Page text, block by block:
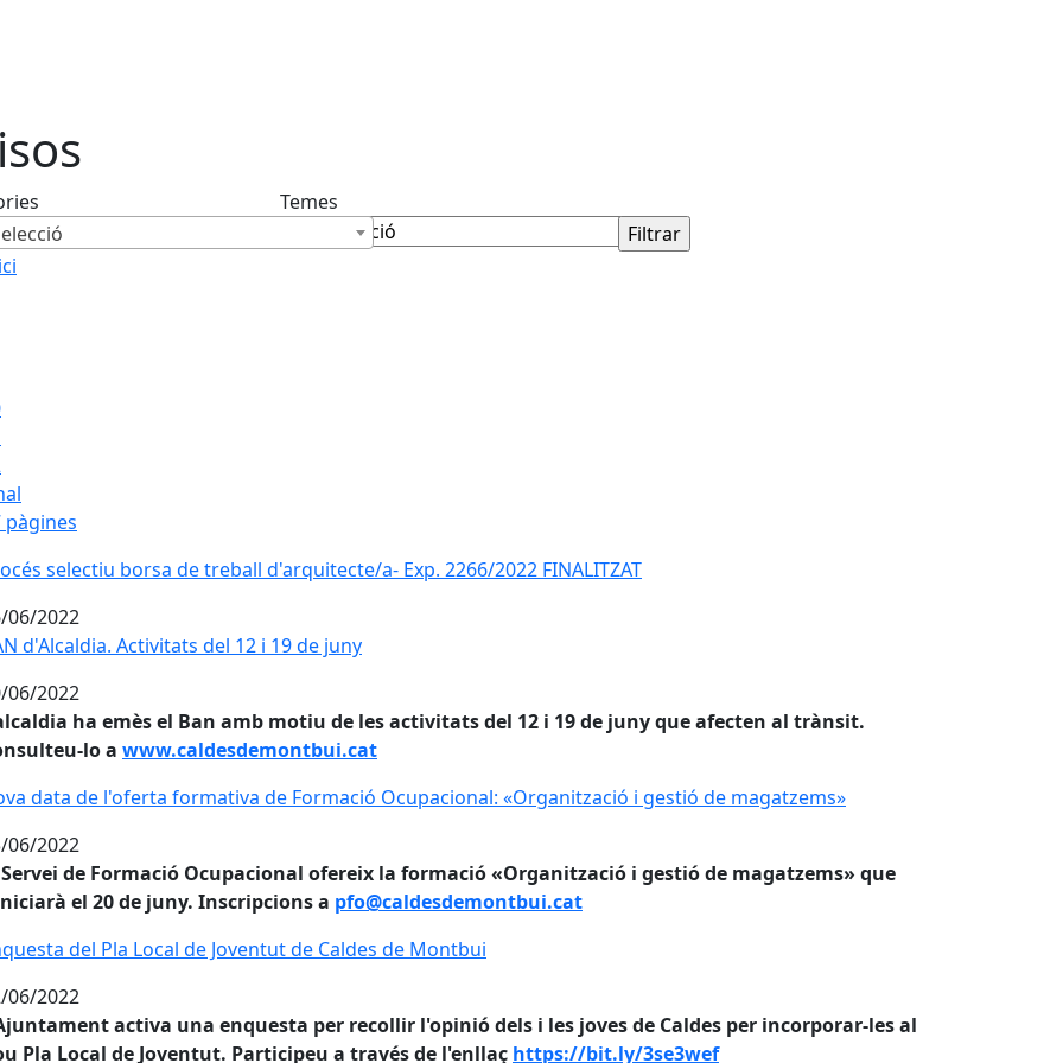
Temes
pàgines
selectiu borsa de treball d'arquitecte/a- Exp. 2266/2022 FINALITZAT
06/2022
d'Alcaldia. Activitats del 12 i 19 de juny
06/2022
ha emès el Ban amb motiu de les activitats del 12 i 19 de juny que afecten al trànsit.
lo a www.caldesdemontbui.cat
data de l'oferta formativa de Formació Ocupacional: «Organització i gestió de magatzems»
data de l'oferta formativa de Formació Ocupacional: «Organització i gestió de magatzems»
06/2022
Servei de Formació Ocupacional ofereix la formació «Organització i gestió de magatzems» que
el 20 de juny. Inscripcions a pfo@caldesdemontbui.cat
del Pla Local de Joventut de Caldes de Montbui
del Pla Local de Joventut de Caldes de Montbui
06/2022
activa una enquesta per recollir l'opinió dels i les joves de Caldes per incorporar-les al
Pla Local de Joventut. Participeu a través de l'enllaç https://bit.ly/3se3wef